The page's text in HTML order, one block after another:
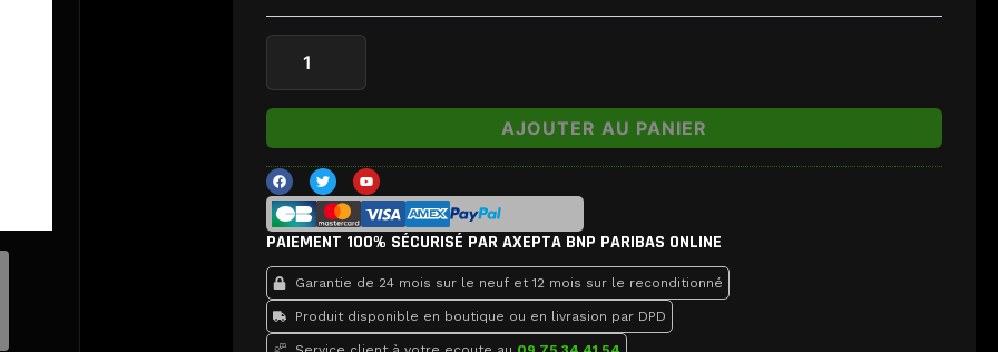
SE
2020
AJOUTER AU PANIER
F
a
c
e
b
o
o
k
T
w
i
t
t
e
r
Y
o
u
t
u
b
e
PAIEMENT 100% SÉCURISÉ PAR AXEPTA BNP PARIBAS ONLINE
Garantie de 24 mois sur le neuf et 12 mois sur le reconditionné
Produit disponible en boutique ou en livrasion par DPD